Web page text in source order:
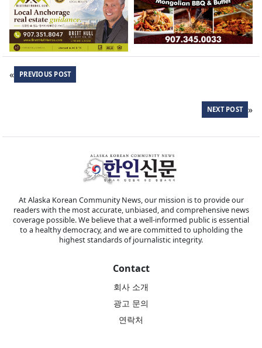
« PREVIOUS POST
NEXT POST »
At Alaska Korean Community News, our mission is to provide our
readers with the most accurate, unbiased, and comprehensive news
coverage possible. We believe that a well-informed public is essential
to a healthy democracy, and we are committed to upholding the
highest standards of journalistic integrity.
Contact
회사 소개
광고 문의
연락처